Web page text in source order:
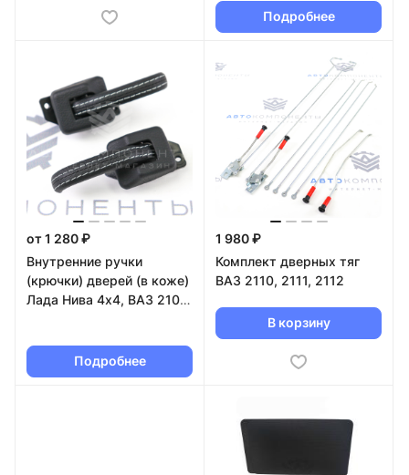
Подробнее
от 1 280 ₽
Внутренние ручки
(крючки) дверей (в коже)
Лада Нива 4х4, ВАЗ 2101-
Подробнее
1 980 ₽
Комплект дверных тяг
ВАЗ 2110, 2111, 2112
В корзину